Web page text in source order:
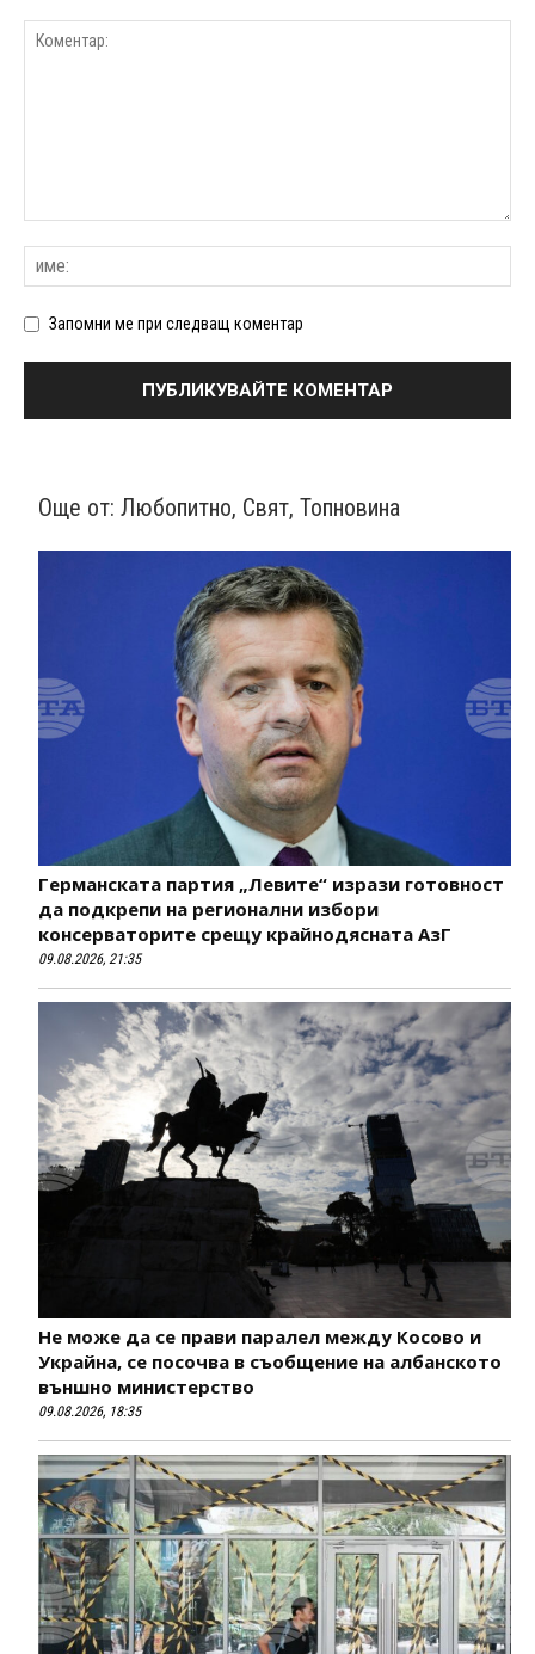
Запомни ме при следващ коментар
Още от: Любопитно, Свят, Топновина
Германската партия „Левите“ изрази готовност
да подкрепи на регионални избори
консерваторите срещу крайнодясната АзГ
09.08.2026, 21:35
Не може да се прави паралел между Косово и
Украйна, се посочва в съобщение на албанското
външно министерство
09.08.2026, 18:35